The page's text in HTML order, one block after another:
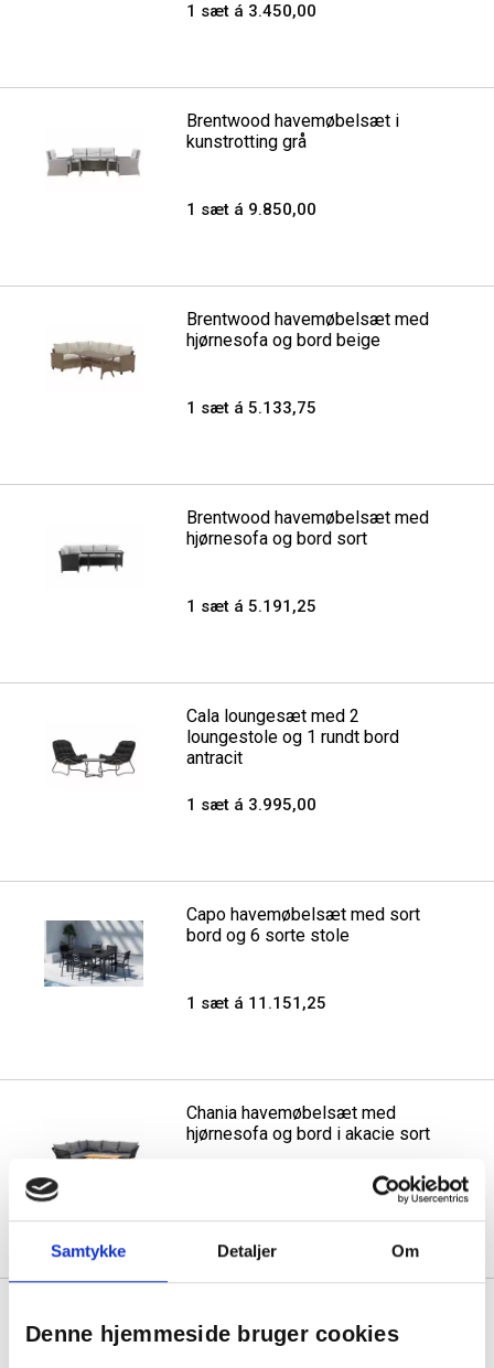
Samtykke Detaljer Om
Denne hjemmeside bruger cookies
1 sæt á 3.450,00
Brentwood havemøbelsæt i
kunstrotting grå
1 sæt á 9.850,00
Brentwood havemøbelsæt med
hjørnesofa og bord beige
1 sæt á 5.133,75
Brentwood havemøbelsæt med
hjørnesofa og bord sort
1 sæt á 5.191,25
Cala loungesæt med 2
loungestole og 1 rundt bord
antracit
1 sæt á 3.995,00
Capo havemøbelsæt med sort
bord og 6 sorte stole
1 sæt á 11.151,25
Chania havemøbelsæt med
hjørnesofa og bord i akacie sort
to stole og bord akacie beige